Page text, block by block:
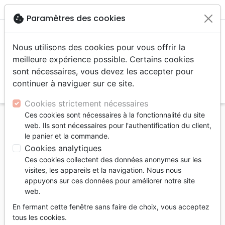
menu
Accueil Auteurs Reymond Joël
Joël Reymond
Liste des produits par auteur
Filtrertune
Témoignages,
biographies
Biographies Romans
cookie Paramètres des cookies
Nous utilisons des cookies pour vous offrir la
meilleure expérience possible. Certains cookies
sont nécessaires, vous devez les accepter pour
continuer à naviguer sur ce site.
Cookies strictement nécessaires
Ces cookies sont nécessaires à la fonctionnalité du site
web. Ils sont nécessaires pour l'authentification du client,
le panier et la commande.
Cookies analytiques
Ces cookies collectent des données anonymes sur les
visites, les appareils et la navigation. Nous nous
appuyons sur ces données pour améliorer notre site
web.
En fermant cette fenêtre sans faire de choix, vous acceptez
tous les cookies.